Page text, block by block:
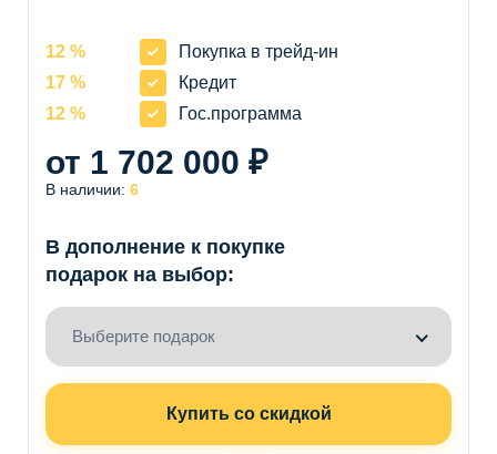
12 %
Покупка в трейд-ин
17 %
Кредит
12 %
Гос.программа
от 1 702 000 ₽
В наличии: 6
В дополнение к покупке
подарок на выбор:
Выберите подарок
Купить со скидкой